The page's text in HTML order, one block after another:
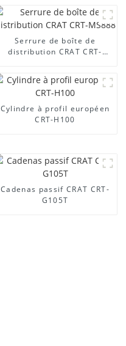
Serrure de boîte de
distribution CRAT CRT-
Cylindre à profil européen
CRT-H100
Cadenas passif CRAT CRT-
G105T